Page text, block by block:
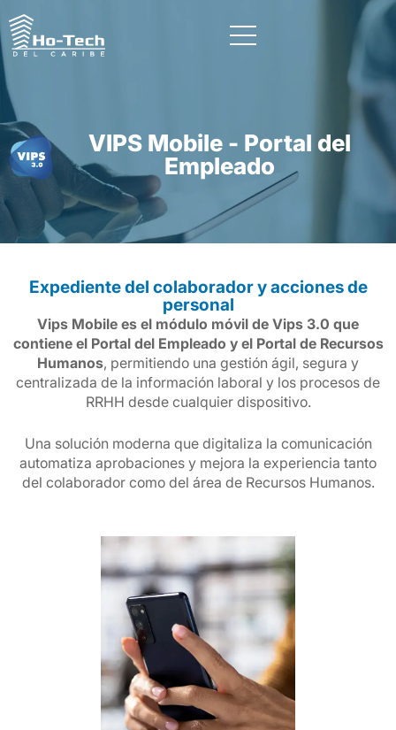
VIPS Mobile - Portal del
Empleado
Expediente del colaborador y acciones de
personal
Vips Mobile es el módulo móvil de Vips 3.0 que
contiene el Portal del Empleado y el Portal de Recursos
Humanos, permitiendo una gestión ágil, segura y
centralizada de la información laboral y los procesos de
RRHH desde cualquier dispositivo.
Una solución moderna que digitaliza la comunicación
automatiza aprobaciones y mejora la experiencia tanto
del colaborador como del área de Recursos Humanos.